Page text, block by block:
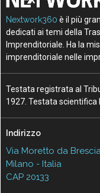
Nextwork360 è il più
dedicati ai temi della
Imprenditoriale. Ha la
imprenditoriale nelle
Testata registrata al
1927. Testata scientifica
Indirizzo
Via Moretto da
Milano - Italia
CAP 20133